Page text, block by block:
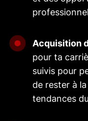
Acquisition
pour ta
suivis pour
de rester à
tendances